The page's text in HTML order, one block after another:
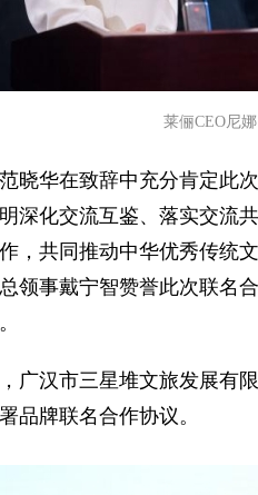
莱俪CEO尼
晓华在致辞中充分肯定此
深化交流互鉴、落实交流
，共同推动中华优秀传统
领事戴宁智赞誉此次联名
广汉市三星堆文旅发展有
品牌联名合作协议。